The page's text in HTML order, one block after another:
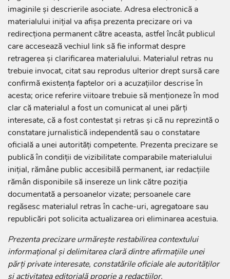
imaginile și descrierile asociate. Adresa electronică a
materialului inițial va afișa prezenta precizare ori va
redirecționa permanent către aceasta, astfel încât publicul
care accesează vechiul link să fie informat despre
retragerea și clarificarea materialului. Materialul retras nu
trebuie invocat, citat sau reprodus ulterior drept sursă care
confirmă existența faptelor ori a acuzațiilor descrise în
acesta; orice referire viitoare trebuie să menționeze în mod
clar că materialul a fost un comunicat al unei părți
interesate, că a fost contestat și retras și că nu reprezintă o
constatare jurnalistică independentă sau o constatare
oficială a unei autorități competente. Prezenta precizare se
publică în condiții de vizibilitate comparabile materialului
inițial, rămâne public accesibilă permanent, iar redacțiile
rămân disponibile să insereze un link către poziția
documentată a persoanelor vizate; persoanele care
regăsesc materialul retras în cache-uri, agregatoare sau
republicări pot solicita actualizarea ori eliminarea acestuia.
Prezenta precizare urmărește restabilirea contextului
informațional și delimitarea clară dintre afirmațiile unei
părți private interesate, constatările oficiale ale autorităților
și activitatea editorială proprie a redacțiilor.